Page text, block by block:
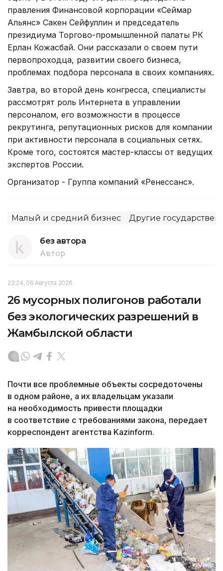
правления Финансовой корпорации «Сеймар
Альянс» Сакен Сейфуллин и председатель
президиума Торгово-промышленной палаты РК
Ерлан Кожасбай. Они рассказали о своем пути
первопроходца, развитии своего бизнеса,
проблемах подбора персонала в своих компаниях.
Завтра, во второй день конгресса, специалисты
рассмотрят роль Интернета в управлении
персоналом, его возможности в процессе
рекрутинга, репутационных рисков для компании
при активности персонала в социальных сетях.
Кроме того, состоятся мастер-классы от ведущих
экспертов России.
Организатор - Группа компаний «Ренессанс».
Малый и средний бизнес Другие
без автора
Автор
23:24, 06 Августа 2026
26 мусорных полигонов работали
без экологических разрешений в
Жамбылской области
Почти все проблемные объекты сосредоточены
в одном районе, а их владельцам указали
на необходимость привести площадки
в соответствие с требованиями закона, передает
корреспондент агентства Kazinform.